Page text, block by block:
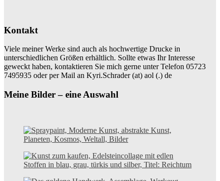
Kontakt
Viele meiner Werke sind auch als hochwertige Drucke in
unterschiedlichen Größen erhältlich. Sollte etwas Ihr Interesse
geweckt haben, kontaktieren Sie mich gerne unter Telefon 05723
7495935 oder per Mail an Kyri.Schrader (at) aol (.) de
Meine Bilder – eine Auswahl